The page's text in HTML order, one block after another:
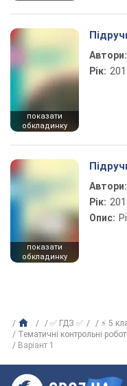
показати
обкладинку
Автори:
Рік:
показати
обкладинку
Автори:
Рік:
Опис:
✅ ГДЗ ✅ ⚡ 5
Тематичні контрольні
Варіант 1